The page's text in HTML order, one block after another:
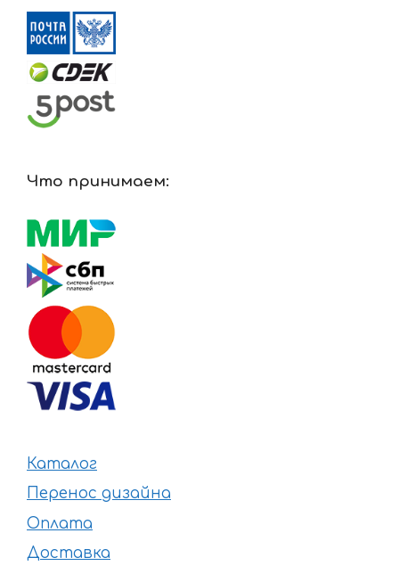
Что принимаем:
Каталог
Перенос дизайна
Оплата
Доставка